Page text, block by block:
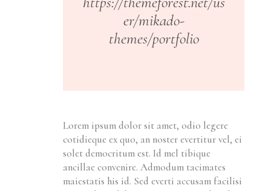
er/mikado-
themes/portfolio
Lorem ipsum dolor sit amet, odio legere
cotidieque ex quo, an noster evertitur vel, ei
solet democritum est. Id mel tibique
ancillae convenire. Admodum tacimates
maiestatis his id. Sed everti accusam facilisi